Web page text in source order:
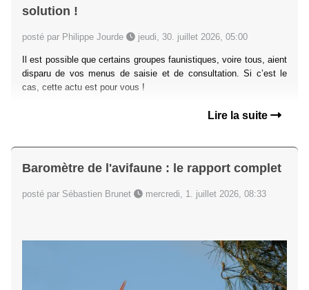
solution !
posté par Philippe Jourde jeudi, 30. juillet 2026, 05:00
Il est possible que certains groupes faunistiques, voire tous, aient
disparu de vos menus de saisie et de consultation. Si c’est le
cas, cette actu est pour vous !
Lire la suite
Baromètre de l'avifaune : le rapport complet
posté par Sébastien Brunet mercredi, 1. juillet 2026, 08:33